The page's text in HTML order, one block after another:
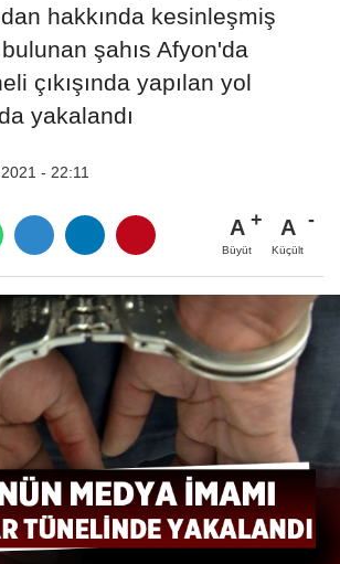
hakkında kesinleşmiş
şahıs Afyon'da
çıkışında yapılan yol
yakalandı
- 22:11
A
Büyüt
A
Küçült